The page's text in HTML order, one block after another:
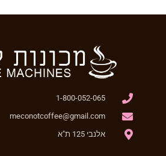
1-800-052-065
meconotcoffee@gmail.com
אלנבי 125 ת"א